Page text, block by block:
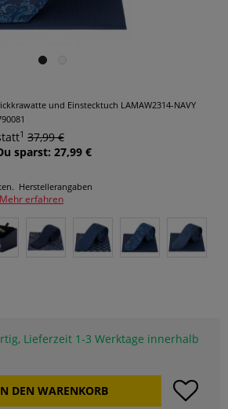
und Einstecktuch LAMAW2314-NAVY
1 37,99 €
sparst: 27,99 €
Herstellerangaben
Mehr erfahren
Lieferzeit 1-3 Werktage innerhalb
DEN WARENKORB